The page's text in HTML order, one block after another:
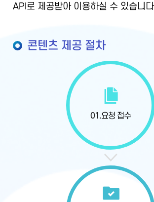
API로 제공받아 이용하실 수 있습니
콘텐츠 제공 절차
01.요청 접수